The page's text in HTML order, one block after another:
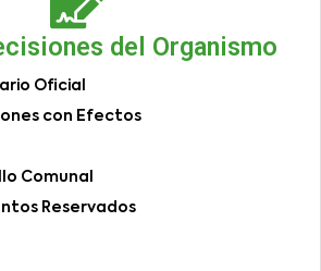
del Organismo
Oficial
con Efectos
Comunal
Reservados